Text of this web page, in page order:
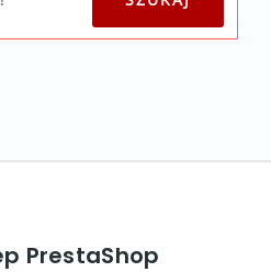
PrestaShop